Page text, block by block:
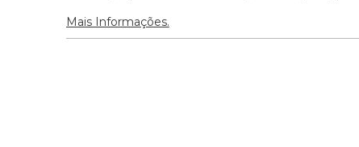
Mais Informações.